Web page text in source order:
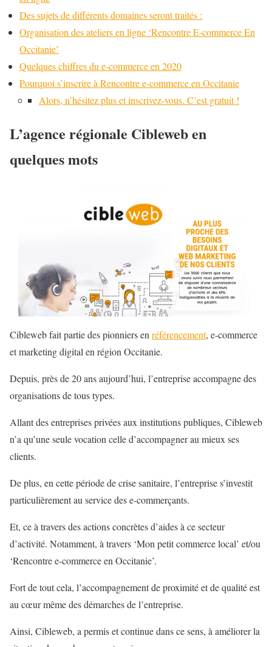
Des sujets de différents domaines seront traités :
Organisation des ateliers en ligne ‘Rencontre E-commerce En
Occitanie’
Quelques chiffres du e-commerce en 2020
Pourquoi s’inscrire à Rencontre e-commerce en Occitanie
Alors, n’hésitez plus et inscrivez-vous. C’est gratuit !
L’agence régionale Cibleweb en
quelques mots
Cibleweb fait partie des pionniers en référencement, e-commerce
et marketing digital en région Occitanie.
Depuis, près de 20 ans aujourd’hui, l’entreprise accompagne des
organisations de tous types.
Allant des entreprises privées aux institutions publiques, Cibleweb
n’a qu’une seule vocation celle d’accompagner au mieux ses
clients.
De plus, en cette période de crise sanitaire, l’entreprise s’investit
particulièrement au service des e-commerçants.
Et, ce à travers des actions concrètes d’aides à ce secteur
d’activité. Notamment, à travers ‘Mon petit commerce local’ et/ou
‘Rencontre e-commerce en Occitanie’.
Fort de tout cela, l’accompagnement de proximité et de qualité est
au cœur même des démarches de l’entreprise.
Ainsi, Cibleweb, a permis et continue dans ce sens, à améliorer la